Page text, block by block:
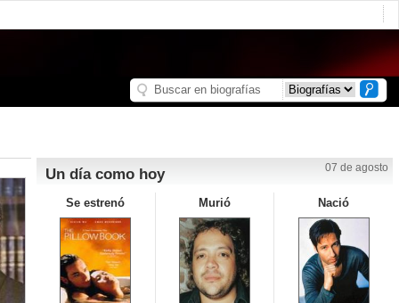
Un día como hoy 07 de agosto
Se estrenó Murió Nació